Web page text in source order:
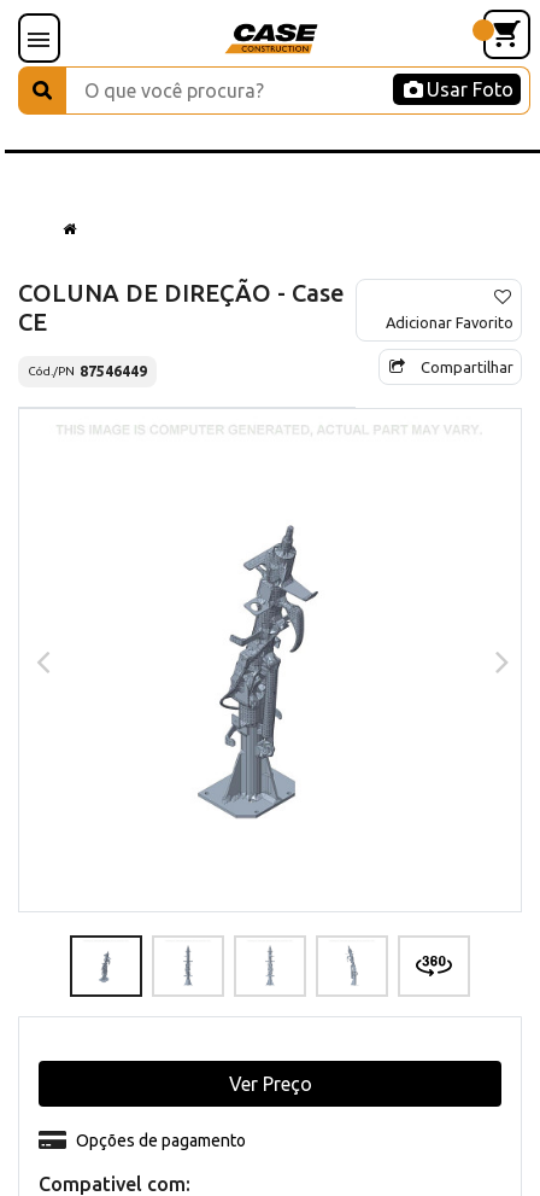
Usar Foto
COLUNA DE DIREÇÃO - Case
CE
Cód./PN 87546449
Adicionar Favorito
Compartilhar
Compativel com:
Opções de pagamento
Ver Preço